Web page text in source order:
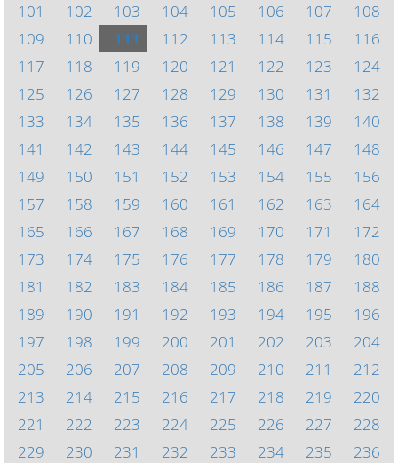
101
102 103 104 105 106 107
108
109
110 111 112 113 114 115
116
117
118 119 120 121 122 123
124
125
126 127 128 129 130 131
132
133
134 135 136 137 138 139
140
141
142 143 144 145 146 147
148
149
150 151 152 153 154 155
156
157
158 159 160 161 162 163
164
165
166 167 168 169 170 171
172
173
174 175 176 177 178 179
180
181
182 183 184 185 186 187
188
189
190 191 192 193 194 195
196
197
198 199 200 201 202 203
204
205
206 207 208 209 210 211
212
213
214 215 216 217 218 219
220
221
222 223 224 225 226 227
228
229
230 231 232 233 234 235
236